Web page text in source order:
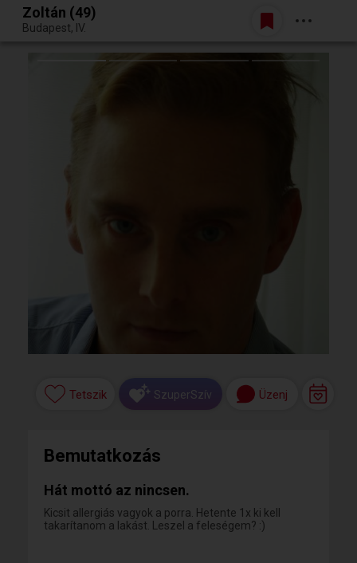
Egy jó randiból bármi lehet.
Belépés
Zoltán (49)
Budapest, IV.
Tetszik SzuperSzív Üzenj
Bemutatkozás
Hát mottó az nincsen.
Kicsit allergiás vagyok a porra. Hetente 1x ki kell
takarítanom a lakást. Leszel a feleségem? :)